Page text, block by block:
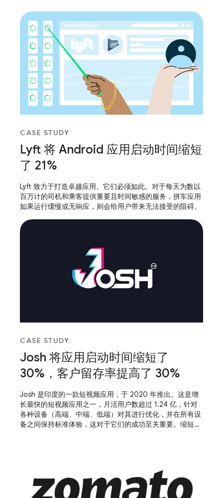
CASE STUDY
Lyft 将 Android 应用启动时间缩短
了 21%
Lyft 致力于打造卓越应用。它们必须如此。对于每天为数以
百万计的司机和乘客提供重要且时间敏感的服务，拼车应用
如果运行缓慢或无响应，则会给用户带来无法接受的阻碍。
CASE STUDY
Josh 将应用启动时间缩短了
30%，客户留存率提高了 30%
Josh 是印度的一款短视频应用，于 2020 年推出。这是增
长最快的短视频应用之一，月活用户数超过 1.24 亿，针对
各种设备（高端、中端、低端）对其进行优化，并在所有设
备之间保持标准体验，这对于它们的成功至关重要。缩短应